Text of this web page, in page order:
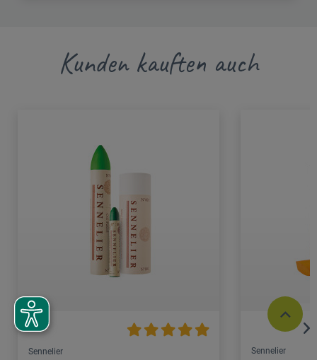
Kunden kauften auch
Sennelier Sennelier